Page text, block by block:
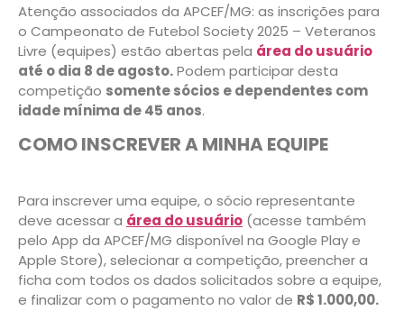
Atenção associados da APCEF/MG: as inscrições para
o Campeonato de Futebol Society 2025 – Veteranos
Livre (equipes) estão abertas pela área do usuário
até o dia 8 de agosto.Podem participar desta
competição somente sócios e dependentes com
idade mínima de 45 anos.
COMO INSCREVER A MINHA EQUIPE
Para inscrever uma equipe, o sócio representante
deve acessar a área do usuário (acesse também
pelo App da APCEF/MG disponível na Google Play e
Apple Store), selecionar a competição, preencher a
ficha com todos os dados solicitados sobre a equipe,
e finalizar com o pagamento no valor de R$ 1.000,00.